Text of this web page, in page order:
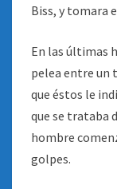
Biss, y tomara
En las últimas
pelea entre un
que éstos le
que se trataba
hombre
golpes.